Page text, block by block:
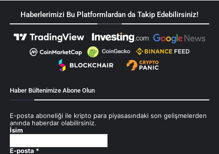
Haberlerimizi Bu Platformlardan da Takip Edebilirsiniz!
Haber Bültenimize Abone Olun
E-posta aboneliği ile kripto para piyasasındaki son gelişmelerden
anında haberdar olabilirsiniz.
İsim
E-posta *